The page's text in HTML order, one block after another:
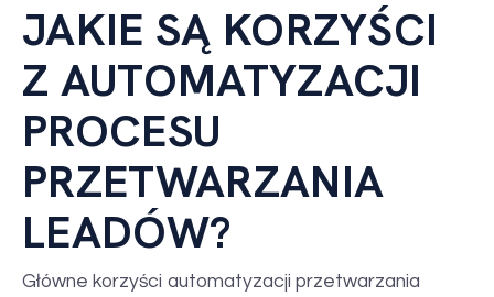
JAKIE SĄ KORZYŚCI
Z AUTOMATYZACJI
PROCESU
PRZETWARZANIA
LEADÓW?
Główne korzyści automatyzacji przetwarzania